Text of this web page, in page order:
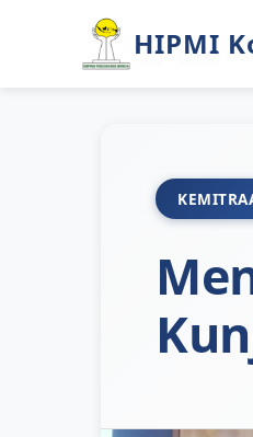
HIPMI
Beranda/ Berita /